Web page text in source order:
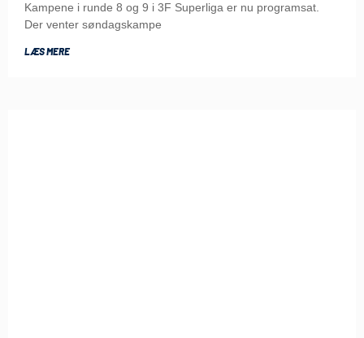
Kampene i runde 8 og 9 i 3F Superliga er nu programsat.
Der venter søndagskampe
LÆS MERE